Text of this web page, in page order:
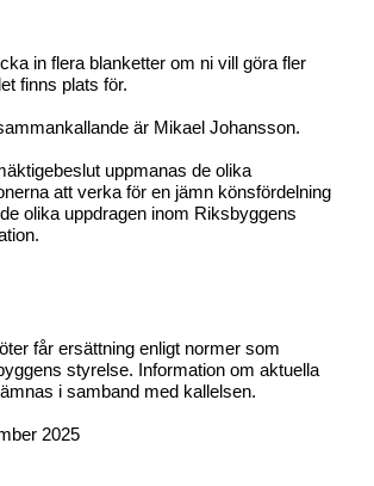
in flera blanketter om ni vill göra fler
finns plats för.
är Mikael Johansson.
uppmanas de olika
att verka för en jämn könsfördelning
olika uppdragen inom Riksbyggens
får ersättning enligt normer som
styrelse. Information om aktuella
i samband med kallelsen.
2025